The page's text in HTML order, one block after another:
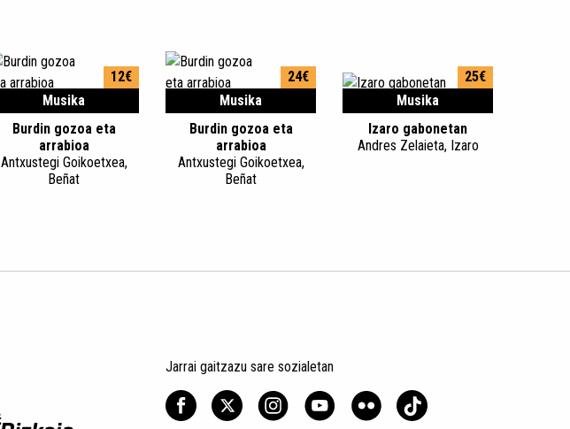
Musika
12€
Burdin gozoa eta
arrabioa
Antxustegi Goikoetxea,
Beñat
Musika
24€
Burdin gozoa eta
arrabioa
Antxustegi Goikoetxea,
Beñat
Musika
25€
Izaro gabonetan
Andres Zelaieta, Izaro
Jarrai gaitzazu sare sozialetan